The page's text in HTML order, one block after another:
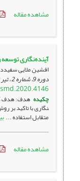
مشاهده مقاله
آینده‌نگاری توسعه
افشین ملایی
دوره 9، شماره 2 ، تیر 1399، صفحه
چکیدههدف: هدف
نگاری با تاکید بر
متقابل استفاده ...
مشاهده مقاله